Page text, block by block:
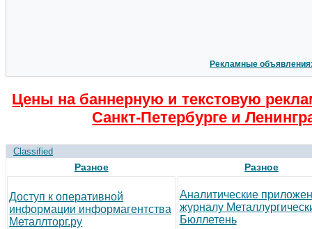
Рекламные
Цены на баннерную и текстовую
Санкт-Петербурге и
Classified
Разное
Доступ к оперативной
информации информагентства
Металлторг.ру
Разное
Аналитические
журналу
Бюллетень